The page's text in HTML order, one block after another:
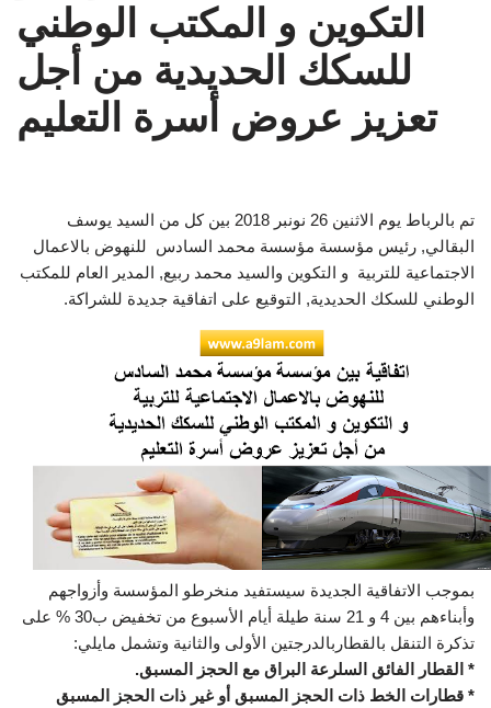
التكوين و المكتب الوطني
للسكك الحديدية من أجل
تعزيز عروض أسرة التعليم
تم بالرباط يوم الاثنين 26 نونبر 2018 بين كل من السيد يوسف
البقالي, رئيس مؤسسة مؤسسة محمد السادس للنهوض بالاعمال
الاجتماعية للتربية و التكوين والسيد محمد ربيع, المدير العام للمكتب
الوطني للسكك الحديدية, التوقيع على اتفاقية جديدة للشراكة.
بموجب الاتفاقية الجديدة سيستفيد منخرطو المؤسسة وأزواجهم
وأبناءهم بين 4 و 21 سنة طيلة أيام الأسبوع من تخفيض ب30 % على
تذكرة التنقل بالقطاربالدرجتين الأولى والثانية وتشمل مايلي:
* القطار الفائق السلرعة البراق مع الحجز المسبق.
* قطارات الخط ذات الحجز المسبق أو غير ذات الحجز المسبق